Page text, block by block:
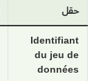
حقل
Identifiant
du jeu de
données